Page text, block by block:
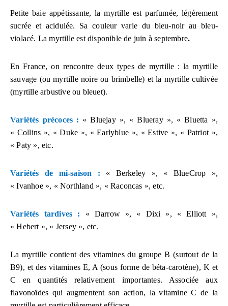
Petite baie appétissante, la myrtille est parfumée, légèrement
sucrée et acidulée. Sa couleur varie du bleu-noir au bleu-
violacé. La myrtille est disponible de juin à septembre.
En France, on rencontre deux types de myrtille : la myrtille
sauvage (ou myrtille noire ou brimbelle) et la myrtille cultivée
(myrtille arbustive ou bleuet).
Variétés précoces : « Bluejay », « Blueray », « Bluetta »,
« Collins », « Duke », « Earlyblue », « Estive », « Patriot »,
« Paty », etc.
Variétés de mi-saison :
« Berkeley », « BlueCrop »,
« Ivanhoe », « Northland », « Raconcas », etc.
Variétés tardives :
« Darrow », « Dixi », « Elliott »,
« Hebert », « Jersey », etc.
La myrtille contient des vitamines du groupe B (surtout de la
B9), et des vitamines E, A (sous forme de béta-carotène), K et
C en quantités relativement importantes. Associée aux
flavonoïdes qui augmentent son action, la vitamine C de la